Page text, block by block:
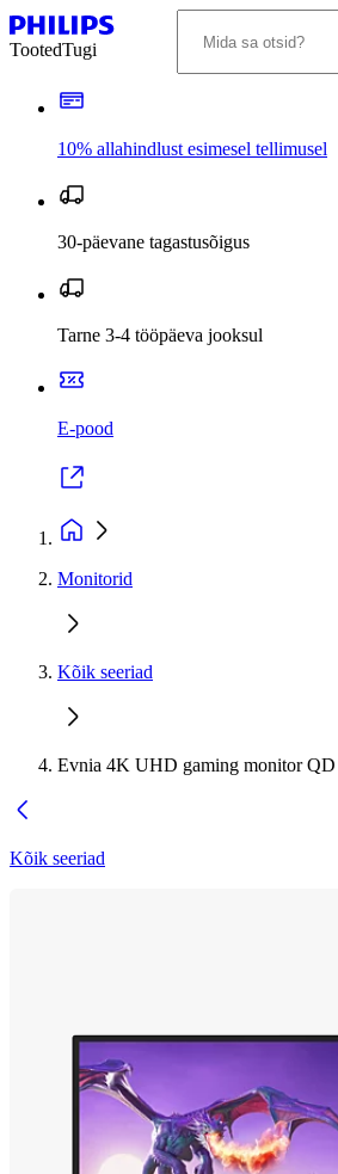
TootedTugi
10% allahindlust esimesel tellimusel
30-päevane tagastusõigus
Tarne 3-4 tööpäeva jooksul
E-pood
Monitorid
Kõik seeriad
Evnia 4K UHD gaming monitor
Kõik seeriad